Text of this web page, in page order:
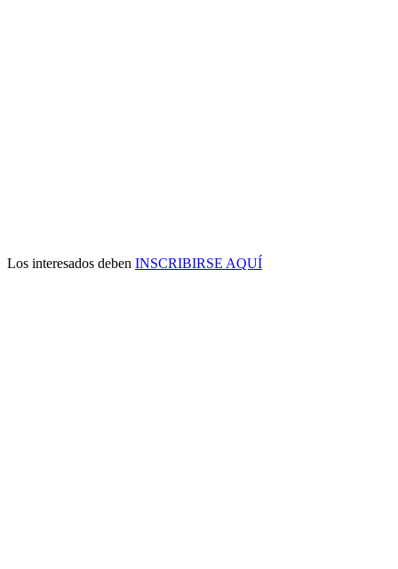
Los interesados deben INSCRIBIRSE AQUÍ